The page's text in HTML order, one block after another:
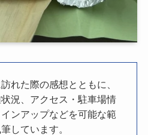
れた際の感想とともに、
況、アクセス・駐車場情
ンアップなどを可能な範
しています。